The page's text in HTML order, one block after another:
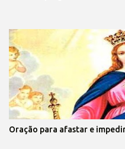
Oração para afastar e